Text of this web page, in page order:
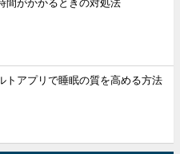
間がかかるときの対処法
トアプリで睡眠の質を高める方法